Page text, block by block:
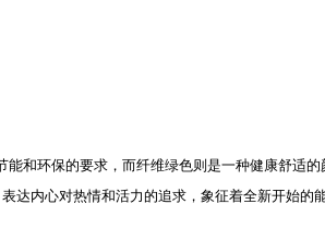
环保的要求，而纤维绿色则是一种健康舒适的
内心对热情和活力的追求，象征着全新开始的能